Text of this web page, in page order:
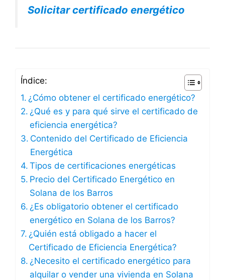
Solicitar certificado energético
Índice:
¿Cómo obtener el certificado energético?
¿Qué es y para qué sirve el certificado de
eficiencia energética?
Contenido del Certificado de Eficiencia
Energética
Tipos de certificaciones energéticas
Precio del Certificado Energético en
Solana de los Barros
¿Es obligatorio obtener el certificado
energético en Solana de los Barros?
¿Quién está obligado a hacer el
Certificado de Eficiencia Energética?
¿Necesito el certificado energético para
alquilar o vender una vivienda en Solana